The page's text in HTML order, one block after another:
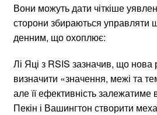
Вони можуть дати чіткіше
сторони збираються управляти
денним, що охоплює:
Лі Яці з RSIS зазначив, що нова
визначити «значення, межі та
але її ефективність залежатиме
Пекін і Вашингтон створити